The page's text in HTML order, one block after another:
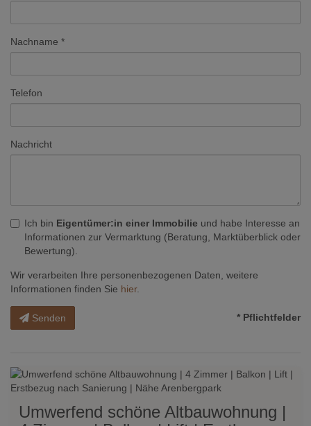
Nachname
Telefon
Nachricht
Ich bin Eigentümer:in einer Immobilie und habe Interesse an
Informationen zur Vermarktung (Beratung, Marktüberblick oder
Bewertung).
Wir verarbeiten Ihre personenbezogenen Daten, weitere
Informationen finden Sie hier.
Senden * Pflichtfelder
Umwerfend schöne Altbauwohnung |